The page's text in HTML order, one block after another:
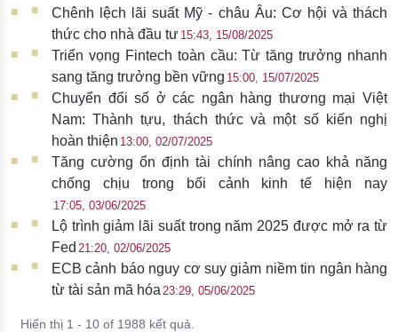
Chênh lệch lãi suất Mỹ - châu Âu: Cơ hội và thách
thức cho nhà đầu tư 15:43, 15/08/2025
Triển vọng Fintech toàn cầu: Từ tăng trưởng nhanh
sang tăng trưởng bền vững 15:00, 15/07/2025
Chuyển đổi số ở các ngân hàng thương mại Việt
Nam: Thành tựu, thách thức và một số kiến nghị
hoàn thiện 13:00, 02/07/2025
Tăng cường ổn định tài chính nâng cao khả năng
chống chịu trong bối cảnh kinh tế hiện nay
17:05, 03/06/2025
Lộ trình giảm lãi suất trong năm 2025 được mở ra từ
Fed 21:20, 02/06/2025
ECB cảnh báo nguy cơ suy giảm niềm tin ngân hàng
từ tài sản mã hóa 23:29, 05/06/2025
Hiển thị 1 - 10 of 1988 kết quả.